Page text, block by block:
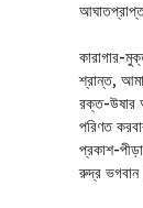
আঘাতপ্রাপ্ত
কারাগার-
শ্রান্ত,
রক্ত-উষার
পরিণত
প্রকাশ-
রুদ্র